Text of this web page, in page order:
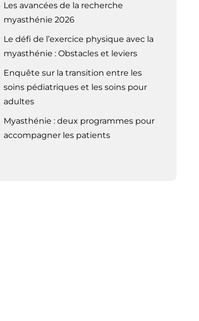
Les avancées de la recherche
myasthénie 2026
Le défi de l’exercice physique avec la
myasthénie : Obstacles et leviers
Enquête sur la transition entre les
soins pédiatriques et les soins pour
adultes
Myasthénie : deux programmes pour
accompagner les patients